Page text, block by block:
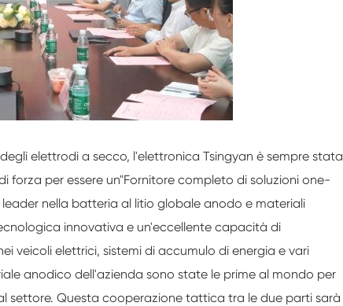
elettrodi a secco, l'elettronica Tsingyan è sempre stata
forza per essere un"Fornitore completo di soluzioni one-
leader nella batteria al litio globale anodo e materiali
innovativa e un'eccellente capacità di
veicoli elettrici, sistemi di accumulo di energia e vari
anodico dell'azienda sono state le prime al mondo per
settore. Questa cooperazione tattica tra le due parti sarà